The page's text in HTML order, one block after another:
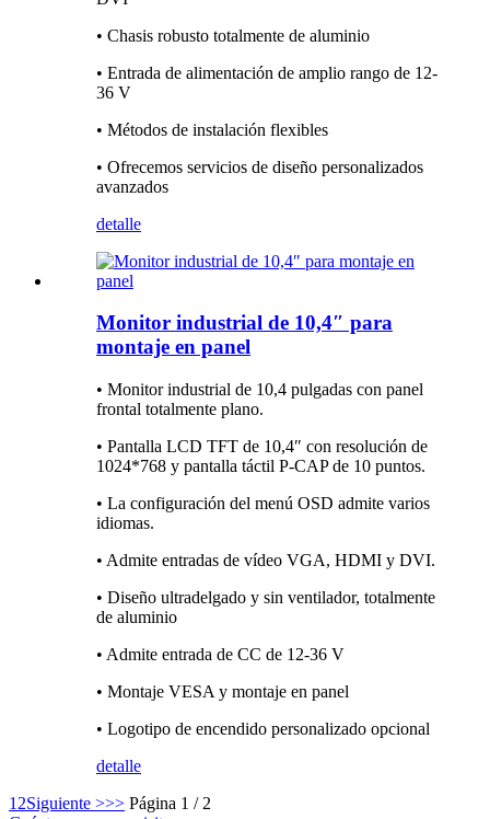
• Chasis robusto totalmente de aluminio
• Entrada de alimentación de amplio rango de 12-
36 V
• Métodos de instalación flexibles
• Ofrecemos servicios de diseño personalizados
avanzados
detalle
Monitor industrial de 10,4″ para
montaje en panel
• Monitor industrial de 10,4 pulgadas con panel
frontal totalmente plano.
• Pantalla LCD TFT de 10,4″ con resolución de
1024*768 y pantalla táctil P-CAP de 10 puntos.
• La configuración del menú OSD admite varios
idiomas.
• Admite entradas de vídeo VGA, HDMI y DVI.
• Diseño ultradelgado y sin ventilador, totalmente
de aluminio
• Admite entrada de CC de 12-36 V
• Montaje VESA y montaje en panel
• Logotipo de encendido personalizado opcional
detalle
1 2Siguiente >>> Página 1 / 2